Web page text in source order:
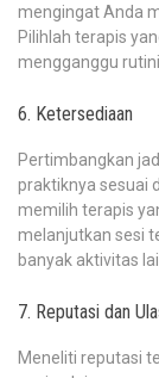
mengingat Anda
Pilihlah terapis
mengganggu
6. Ketersediaan
Pertimbangkan
praktiknya sesuai
memilih terapis
melanjutkan sesi
banyak aktivitas
7. Reputasi dan
Meneliti reputasi